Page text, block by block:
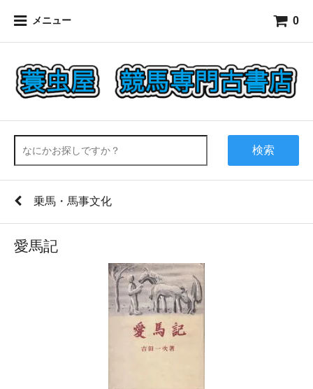
メニュー 0
検索
乗馬・馬事文化
愛馬記